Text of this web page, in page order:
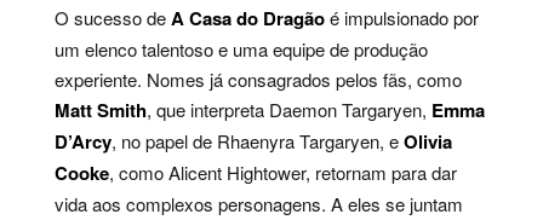
O sucesso deA Casa do Dragãoé impulsionado por
um elenco talentoso e uma equipe de produção
experiente. Nomes já consagrados pelos fãs, como
Matt Smith, que interpreta Daemon Targaryen, Emma
D’Arcy, no papel de Rhaenyra Targaryen, eOlivia
Cooke, como Alicent Hightower, retornam para dar
vida aos complexos personagens. A eles se juntam